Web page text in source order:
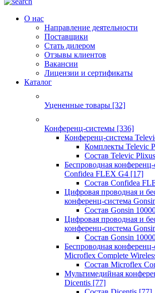
О нас
Направление деятельности
Поставщики
Стать дилером
Отзывы клиентов
Вакансии
Лицензии и сертификаты
Каталог
Уцененные товары [32]
Конференц-системы [336]
Конференц-система
Комплекты Televic
Состав Televic Plixus
Беспроводная
Confidea FLEX G4 [17]
Состав Confidea
Цифровая проводная и
конференц-система
Состав Gonsin
Цифровая проводная и
конференц-система
Состав Gonsin
Беспроводная
Microflex Complete
Состав Microflex
Мультимедийная
Dicentis [77]